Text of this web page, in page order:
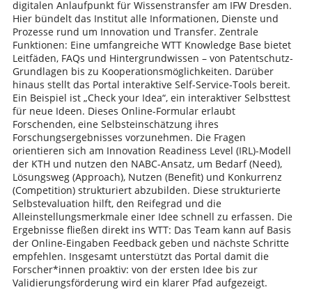
digitalen Anlaufpunkt für Wissenstransfer am IFW Dresden.
Hier bündelt das Institut alle Informationen, Dienste und
Prozesse rund um Innovation und Transfer. Zentrale
Funktionen: Eine umfangreiche WTT Knowledge Base bietet
Leitfäden, FAQs und Hintergrundwissen – von Patentschutz-
Grundlagen bis zu Kooperationsmöglichkeiten. Darüber
hinaus stellt das Portal interaktive Self-Service-Tools bereit.
Ein Beispiel ist „Check your Idea“, ein interaktiver Selbsttest
für neue Ideen. Dieses Online-Formular erlaubt
Forschenden, eine Selbsteinschätzung ihres
Forschungsergebnisses vorzunehmen. Die Fragen
orientieren sich am Innovation Readiness Level (IRL)-Modell
der KTH und nutzen den NABC-Ansatz, um Bedarf (Need),
Lösungsweg (Approach), Nutzen (Benefit) und Konkurrenz
(Competition) strukturiert abzubilden. Diese strukturierte
Selbstevaluation hilft, den Reifegrad und die
Alleinstellungsmerkmale einer Idee schnell zu erfassen. Die
Ergebnisse fließen direkt ins WTT: Das Team kann auf Basis
der Online-Eingaben Feedback geben und nächste Schritte
empfehlen. Insgesamt unterstützt das Portal damit die
Forscher*innen proaktiv: von der ersten Idee bis zur
Validierungsförderung wird ein klarer Pfad aufgezeigt.